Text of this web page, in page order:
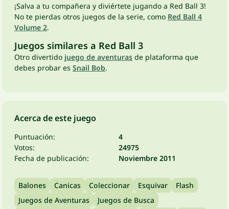
¡Salva a tu compañera y diviértete jugando a Red Ball 3!
No te pierdas otros juegos de la serie, como Red Ball 4
Volume 2.
Juegos similares a Red Ball 3
Otro divertido juego de aventuras de plataforma que
debes probar es Snail Bob.
Acerca de este juego
Puntuación:
4
Votos:
24975
Fecha de publicación:
Noviembre 2011
Balones Canicas Coleccionar Esquivar
Flash
Juegos de Aventuras
Juegos de Busca